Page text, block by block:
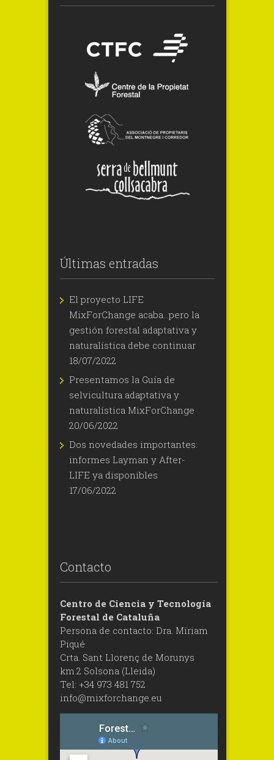
Últimas entradas
El proyecto LIFE
MixForChange acaba…pero la
gestión forestal adaptativa y
naturalística debe continuar
18/07/2022
Presentamos la Guía de
selvicultura adaptativa y
naturalística MixForChange
20/06/2022
Dos novedades importantes:
informes Layman y After-
LIFE ya disponibles
17/06/2022
Contacto
Centro de Ciencia y Tecnología
Forestal de Cataluña
Persona de contacto: Dra. Míriam
Piqué
Crta. Sant Llorenç de Morunys
km.2 Solsona (Lleida)
Tel: +34 973 481 752
info@mixforchange.eu